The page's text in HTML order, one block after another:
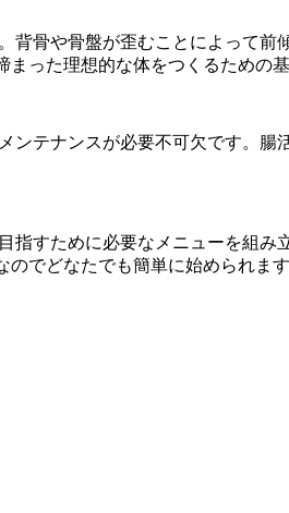
背骨や骨盤が歪むことによって前
った理想的な体をつくるための
ンテナンスが必要不可欠です。腸
指すために必要なメニューを組み
でどなたでも簡単に始められます